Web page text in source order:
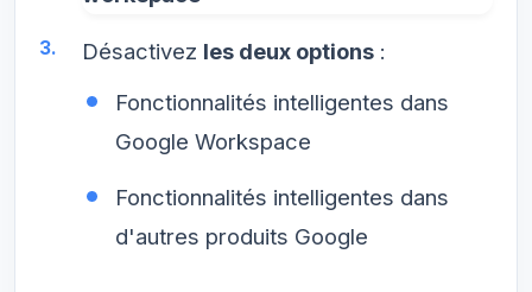
Désactivez les deux options :
Fonctionnalités intelligentes dans
Google Workspace
Fonctionnalités intelligentes dans
d'autres produits Google